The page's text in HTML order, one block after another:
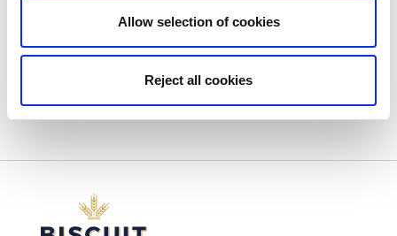
Allow selection of cookies
Reject all cookies
communication@biscuitinternational.com